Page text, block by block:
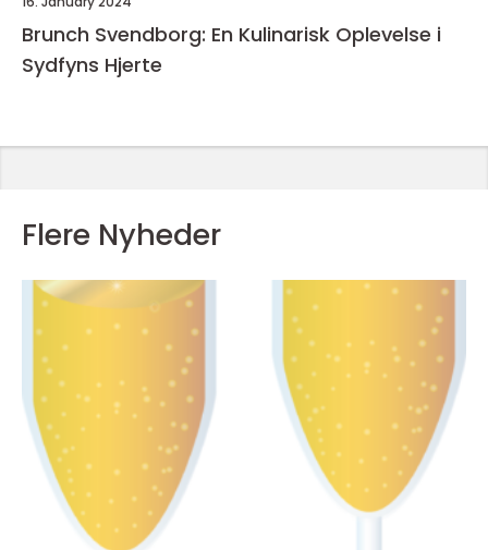
Brunch Svendborg: En Kulinarisk Oplevelse i
Sydfyns Hjerte
Flere Nyheder